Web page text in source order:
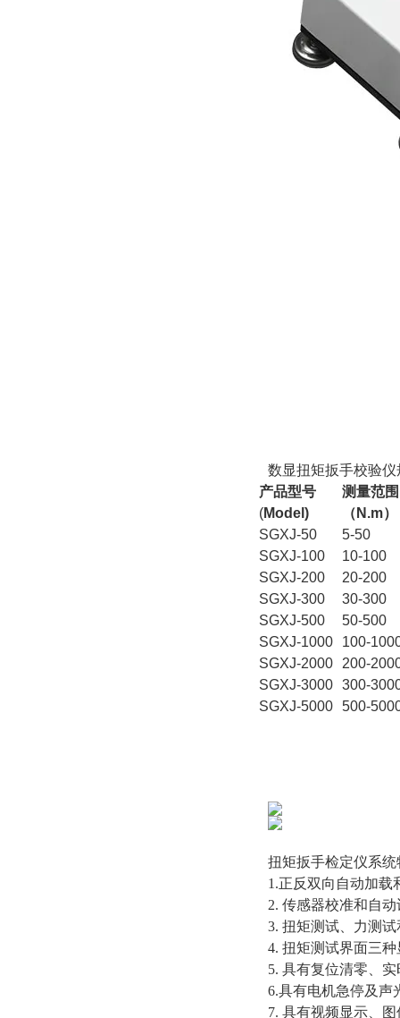
数显扭矩扳手校验仪
产品型号
(Model)
测量范围
（N.m）
SGXJ-50
5-50
SGXJ-100
10-100
SGXJ-200
20-200
SGXJ-300
30-300
SGXJ-500
50-500
SGXJ-1000
100-
SGXJ-2000
200-
SGXJ-3000
300-
SGXJ-5000
500-
扭矩扳手检定仪系统
1.正反双向自动加载
2. 传感器校准和自
3. 扭矩测试、力测
4. 扭矩测试界面三
5. 具有复位清零、
6.具有电机急停及声
7. 具有视频显示、